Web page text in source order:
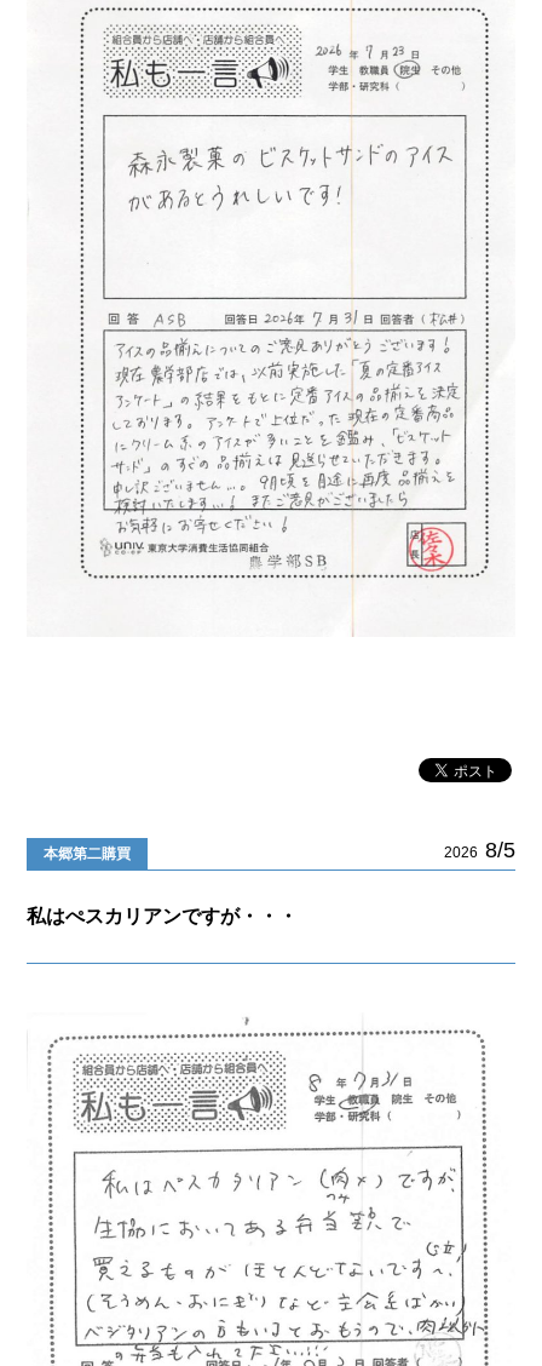
本郷第二購買 2026 8/5
私はぺスカリアンですが・・・